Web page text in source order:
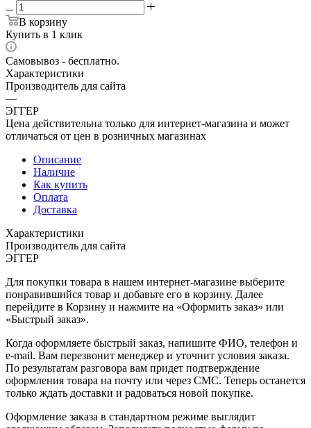
В корзину
Купить в 1 клик
Самовывоз - бесплатно.
Характеристики
Производитель для сайта
—
ЭГГЕР
Цена действительна только для интернет-магазина и может
отличаться от цен в розничных магазинах
Описание
Наличие
Как купить
Оплата
Доставка
Характеристики
Производитель для сайта
ЭГГЕР
Для покупки товара в нашем интернет-магазине выберите
понравившийся товар и добавьте его в корзину. Далее
перейдите в Корзину и нажмите на «Оформить заказ» или
«Быстрый заказ».
Когда оформляете быстрый заказ, напишите ФИО, телефон и
e-mail. Вам перезвонит менеджер и уточнит условия заказа.
По результатам разговора вам придет подтверждение
оформления товара на почту или через СМС. Теперь останется
только ждать доставки и радоваться новой покупке.
Оформление заказа в стандартном режиме выглядит